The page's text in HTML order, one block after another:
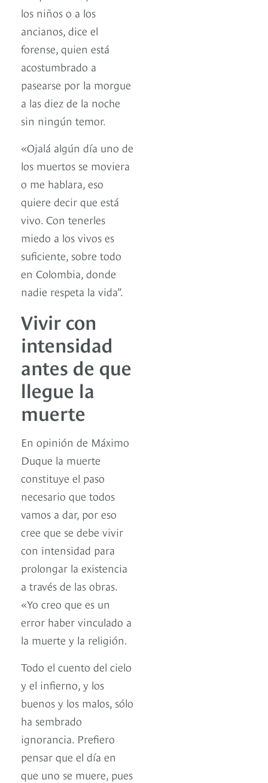
los niños o a los
ancianos, dice el
forense, quien está
acostumbrado a
pasearse por la morgue
a las diez de la noche
sin ningún temor.
«Ojalá algún día uno de
los muertos se moviera
o me hablara, eso
quiere decir que está
vivo. Con tenerles
miedo a los vivos es
suficiente, sobre todo
en Colombia, donde
nadie respeta la vida”.
Vivir con
intensidad
antes de que
llegue la
muerte
En opinión de Máximo
Duque la muerte
constituye el paso
necesario que todos
vamos a dar, por eso
cree que se debe vivir
con intensidad para
prolongar la existencia
a través de las obras.
«Yo creo que es un
error haber vinculado a
la muerte y la religión.
Todo el cuento del cielo
y el infierno, y los
buenos y los malos, sólo
ha sembrado
ignorancia. Prefiero
pensar que el día en
que uno se muere, pues